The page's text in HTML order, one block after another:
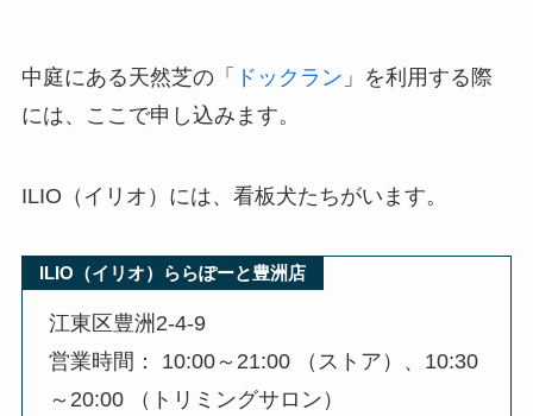
中庭にある天然芝の「 ドックラン 」を利用する際
には、ここで申し込みます。
ILIO（イリオ）には、看板犬たちがいます。
ILIO（イリオ）ららぽーと豊洲店
江東区豊洲2-4-9
営業時間： 10:00～21:00 （ストア）、10:30
～20:00 （トリミングサロン）